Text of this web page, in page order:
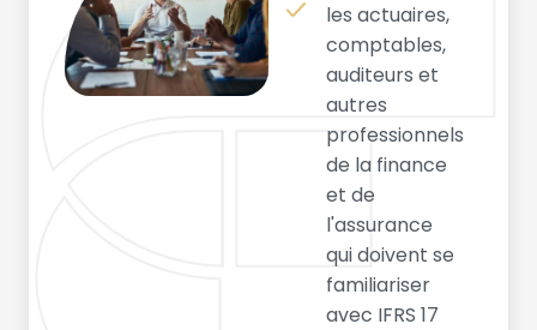
les actuaires,
comptables,
auditeurs et
autres
professionnels
de la finance
et de
l'assurance
qui doivent se
familiariser
avec IFRS 17